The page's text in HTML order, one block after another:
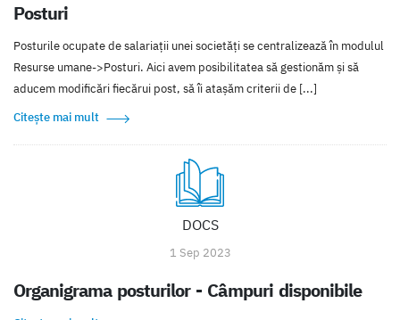
Posturi
Posturile ocupate de salariații unei societăți se centralizează în modulul
Resurse umane->Posturi. Aici avem posibilitatea să gestionăm și să
aducem modificări fiecărui post, să îi atașăm criterii de [...]
Citește mai mult
DOCS
1 Sep 2023
Organigrama posturilor - Câmpuri disponibile